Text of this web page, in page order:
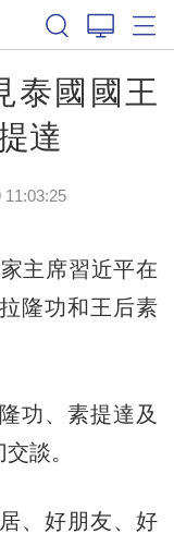
泰國國王
達
11:03:25
主席習近平在
隆功和王后素
、素提達及
談。
、好朋友、好